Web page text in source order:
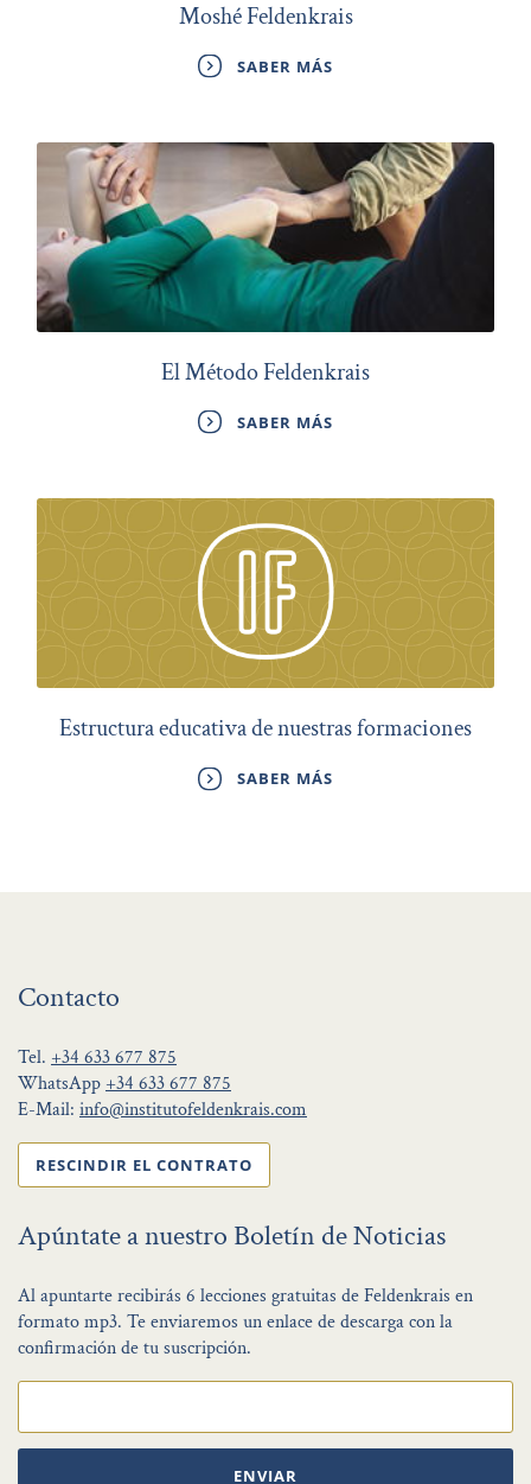
Moshé Feldenkrais
SABER MÁS
El Método Feldenkrais
SABER MÁS
Estructura educativa de nuestras formaciones
SABER MÁS
Contacto
Tel. +34 633 677 875
WhatsApp+34 633 677 875
E-Mail: info@institutofeldenkrais.com
RESCINDIR EL CONTRATO
Apúntate a nuestro Boletín de Noticias
Al apuntarte recibirás 6 lecciones gratuitas de Feldenkrais en
formato mp3. Te enviaremos un enlace de descarga con la
confirmación de tu suscripción.
ENVIAR